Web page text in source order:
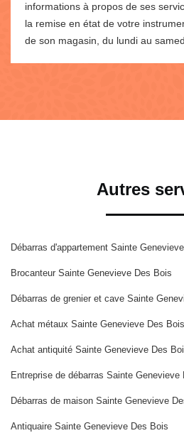
informations à propos de ses
la remise en état de votre
de son magasin, du lundi au
Autres
Débarras d'appartement Sainte
Brocanteur Sainte Genevieve Des Bois
Débarras de grenier et cave Sainte
Achat métaux Sainte Genevieve Des Bois
Achat antiquité Sainte Genevieve Des
Entreprise de débarras Sainte Genevieve
Débarras de maison Sainte Genevieve
Antiquaire Sainte Genevieve Des Bois